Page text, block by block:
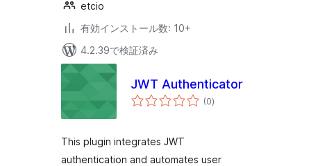
etcio
有効インストール数: 10+
4.2.39で検証済み
JWT Authenticator
(0個
の)
This plugin integrates JWT
authentication and automates user